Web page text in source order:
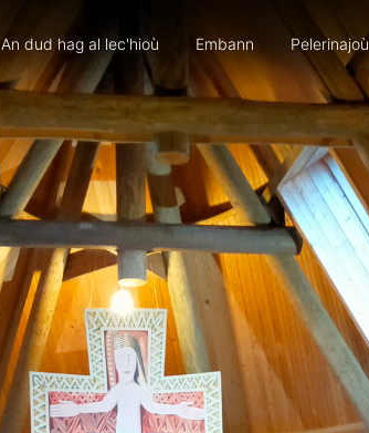
An dud hag al lec'hioù Embann Pelerinajoù